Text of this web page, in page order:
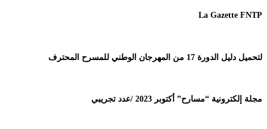
La Gazette FNTP
لتحميل دليل الدورة 17 من المهرجان الوطني للمسرح المحترف
مجلة إلكترونية “مسارح” أكتوبر 2023 /عدد تجريبي